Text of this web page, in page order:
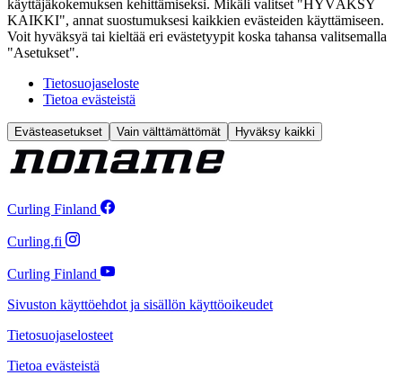
käyttäjäkokemuksen kehittämiseksi. Mikäli valitset "HYVÄKSY
KAIKKI", annat suostumuksesi kaikkien evästeiden käyttämiseen.
Voit hyväksyä tai kieltää eri evästetyypit koska tahansa valitsemalla
"Asetukset".
Tietosuojaseloste
Tietoa evästeistä
Evästeasetukset Vain välttämättömät Hyväksy kaikki
Curling Finland
Curling.fi
Curling Finland
Sivuston käyttöehdot ja sisällön käyttöoikeudet
Tietosuojaselosteet
Tietoa evästeistä